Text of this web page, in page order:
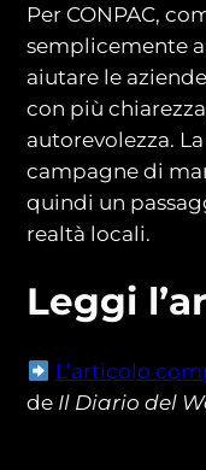
Per CONPAC,
semplicemente
aiutare le
con più
autorevolezza.
campagne di
quindi un
realtà locali.
Leggi
L’articolo
de Il Diario del